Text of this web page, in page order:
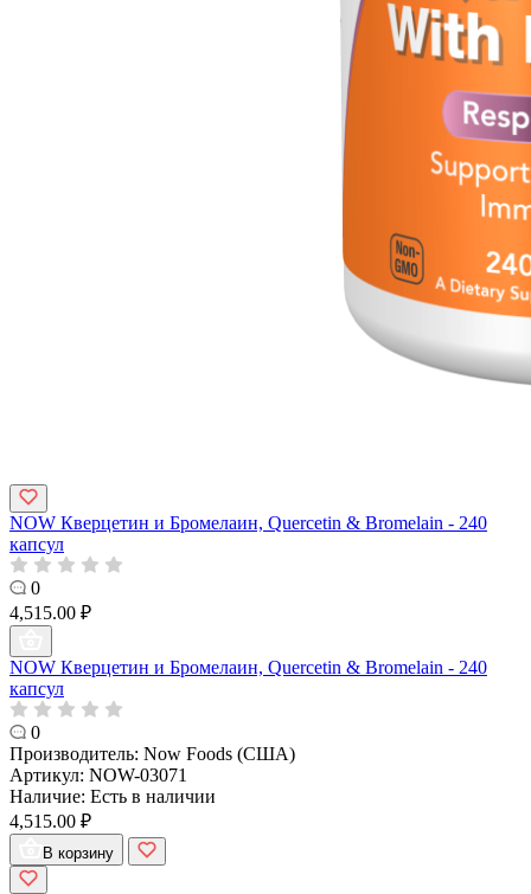
NOW Кверцетин и Бромелаин, Quercetin & Bromelain - 240
капсул
0
4,515.00 ₽
NOW Кверцетин и Бромелаин, Quercetin & Bromelain - 240
капсул
0
Производитель: Now Foods (США)
Артикул: NOW-03071
Наличие: Есть в наличии
4,515.00 ₽
В корзину